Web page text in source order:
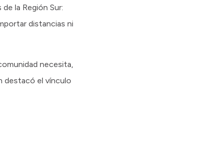
la Región Sur:
distancias ni
necesita,
destacó el vínculo